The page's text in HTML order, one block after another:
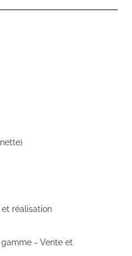
réalisation
- Vente et